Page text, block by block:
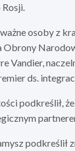
osoby z
Vandier,
ds.
podkreślił,
podkreślił